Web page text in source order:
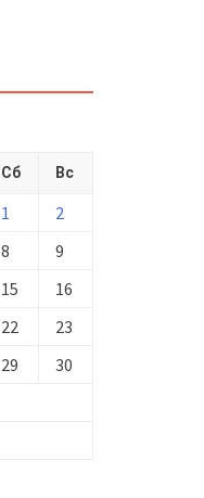
Сб Вс
1
2
8
9
15
16
22
23
29
30